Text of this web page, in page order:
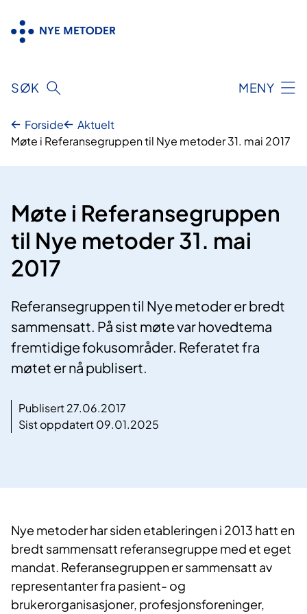
innhold
SØK MENY
Forside
Aktuelt
Møte i Referansegruppen til Nye metoder 31. mai 2017
Møte i Referansegruppen
til Nye metoder 31. mai
2017
Referansegruppen til Nye metoder er bredt
sammensatt. På sist møte var hovedtema
fremtidige fokusområder. Referatet fra
møtet er nå publisert.
Publisert 27.06.2017
Sist oppdatert 09.01.2025
Nye metoder har siden etableringen i 2013 hatt en
bredt sammensatt referansegruppe med et eget
mandat. Referansegruppen er sammensatt av
representanter fra pasient- og
brukerorganisasjoner, profesjonsforeninger,